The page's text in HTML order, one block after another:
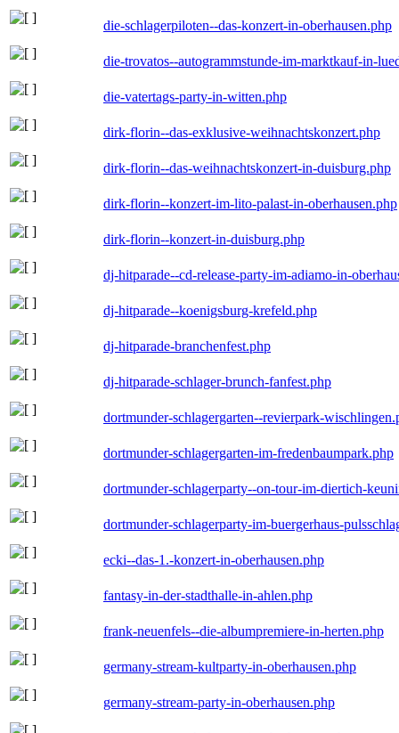
die-schlagerpiloten--das-konzert-in-oberhausen.php
die-trovatos--autogrammstunde-im-marktkauf-in-
die-vatertags-party-in-witten.php
dirk-florin--das-exklusive-weihnachtskonzert.php
dirk-florin--das-weihnachtskonzert-in-duisburg.php
dirk-florin--konzert-im-lito-palast-in-oberhausen.php
dirk-florin--konzert-in-duisburg.php
dj-hitparade--cd-release-party-im-adiamo-in-
dj-hitparade--koenigsburg-krefeld.php
dj-hitparade-branchenfest.php
dj-hitparade-schlager-brunch-fanfest.php
dortmunder-schlagergarten--revierpark-
dortmunder-schlagergarten-im-fredenbaumpark.php
dortmunder-schlagerparty--on-tour-im-diertich-
dortmunder-schlagerparty-im-buergerhaus-
ecki--das-1.-konzert-in-oberhausen.php
fantasy-in-der-stadthalle-in-ahlen.php
frank-neuenfels--die-albumpremiere-in-herten.php
germany-stream-kultparty-in-oberhausen.php
germany-stream-party-in-oberhausen.php